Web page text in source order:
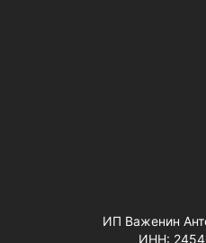
ИП Важенин
ИНН: